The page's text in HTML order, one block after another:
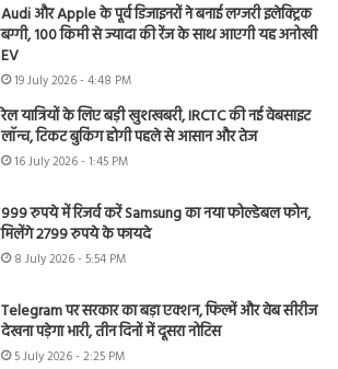
Audi और Apple के पूर्व डिजाइनरों ने बनाई लग्जरी इलेक्ट्रिक
बग्गी, 100 किमी से ज्यादा की रेंज के साथ आएगी यह अनोखी
EV
19 July 2026 - 4:48 PM
रेल यात्रियों के लिए बड़ी खुशखबरी, IRCTC की नई वेबसाइट
लॉन्च, टिकट बुकिंग होगी पहले से आसान और तेज
16 July 2026 - 1:45 PM
999 रुपये में रिजर्व करें Samsung का नया फोल्डेबल फोन,
मिलेंगे 2799 रुपये के फायदे
8 July 2026 - 5:54 PM
Telegram पर सरकार का बड़ा एक्शन, फिल्में और वेब सीरीज
देखना पड़ेगा भारी, तीन दिनों में दूसरा नोटिस
5 July 2026 - 2:25 PM